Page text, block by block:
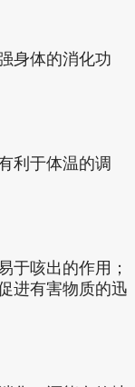
身体的消化功
利于体温的调
于咳出的作用；
进有害物质的迅